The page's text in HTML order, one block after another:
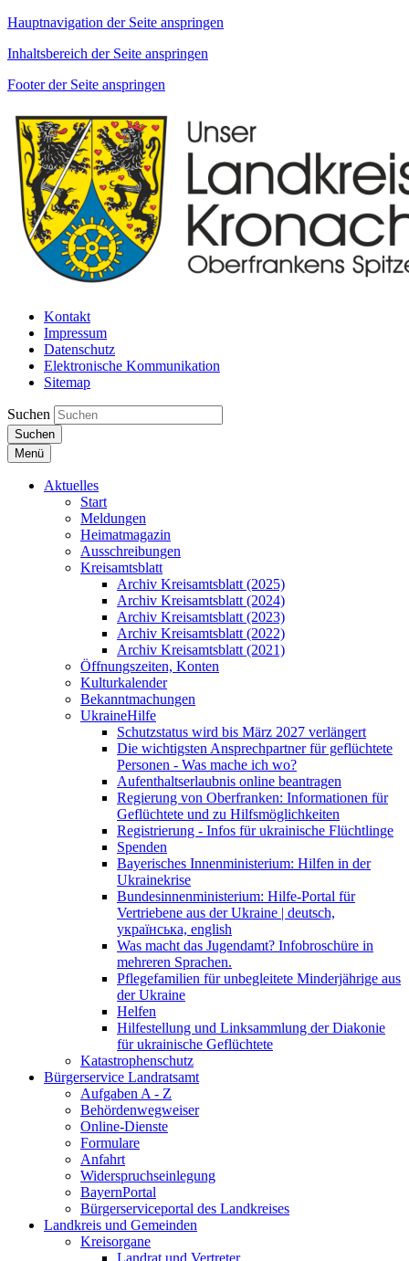
Hauptnavigation der Seite anspringen
Inhaltsbereich der Seite anspringen
Footer der Seite anspringen
Kontakt
Impressum
Datenschutz
Elektronische Kommunikation
Sitemap
Suchen
Suchen
Menü
Aktuelles
Start
Meldungen
Heimatmagazin
Ausschreibungen
Kreisamtsblatt
Archiv Kreisamtsblatt (2025)
Archiv Kreisamtsblatt (2024)
Archiv Kreisamtsblatt (2023)
Archiv Kreisamtsblatt (2022)
Archiv Kreisamtsblatt (2021)
Öffnungszeiten, Konten
Kulturkalender
Bekanntmachungen
UkraineHilfe
Schutzstatus wird bis März 2027 verlängert
Die wichtigsten Ansprechpartner für geflüchtete
Personen - Was mache ich wo?
Aufenthaltserlaubnis online beantragen
Regierung von Oberfranken: Informationen für
Geflüchtete und zu Hilfsmöglichkeiten
Registrierung - Infos für ukrainische Flüchtlinge
Spenden
Bayerisches Innenministerium: Hilfen in der
Ukrainekrise
Bundesinnenministerium: Hilfe-Portal für
Vertriebene aus der Ukraine | deutsch,
українська, english
Was macht das Jugendamt? Infobroschüre in
mehreren Sprachen.
Pflegefamilien für unbegleitete Minderjährige aus
der Ukraine
Helfen
Hilfestellung und Linksammlung der Diakonie
für ukrainische Geflüchtete
Katastrophenschutz
Bürgerservice Landratsamt
Aufgaben A - Z
Behördenwegweiser
Online-Dienste
Formulare
Anfahrt
Widerspruchseinlegung
BayernPortal
Bürgerserviceportal des Landkreises
Landkreis und Gemeinden
Kreisorgane
Landrat und Vertreter